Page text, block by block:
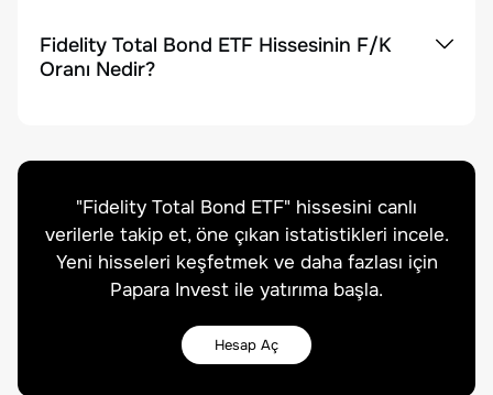
Fidelity Total Bond ETF Hissesinin F/K
Oranı Nedir?
"Fidelity Total Bond ETF" hissesini canlı
verilerle takip et, öne çıkan istatistikleri incele.
Yeni hisseleri keşfetmek ve daha fazlası için
Papara Invest ile yatırıma başla.
Hesap Aç